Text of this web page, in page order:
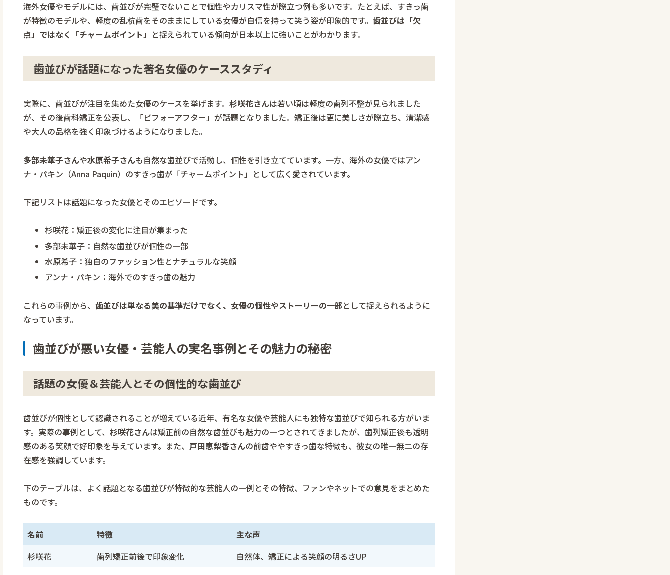
海外女優やモデルには、歯並びが完璧でないことで個性やカリスマ性が際立つ例も多いです。たとえば、すきっ歯
が特徴のモデルや、軽度の乱杭歯をそのままにしている女優が自信を持って笑う姿が印象的です。 歯並びは「欠
点」ではなく「チャームポイント」 と捉えられている傾向が日本以上に強いことがわかります。
歯並びが話題になった著名女優のケーススタディ
実際に、歯並びが注目を集めた女優のケースを挙げます。 杉咲花さんは若い頃は軽度の歯列不整が見られました
が、その後歯科矯正を公表し、「ビフォーアフター」が話題となりました。矯正後は更に美しさが際立ち、清潔感
や大人の品格を強く印象づけるようになりました。
多部未華子さんや水原希子さんも自然な歯並びで活動し、個性を引き立てています。一方、海外の女優ではアン
ナ・パキン（Anna Paquin）のすきっ歯が「チャームポイント」として広く愛されています。
下記リストは話題になった女優とそのエピソードです。
杉咲花：矯正後の変化に注目が集まった
多部未華子：自然な歯並びが個性の一部
水原希子：独自のファッション性とナチュラルな笑顔
アンナ・パキン：海外でのすきっ歯の魅力
これらの事例から、 歯並びは単なる美の基準だけでなく、女優の個性やストーリーの一部として捉えられるように
なっています。
歯並びが悪い女優・芸能人の実名事例とその魅力の秘密
話題の女優＆芸能人とその個性的な歯並び
歯並びが個性として認識されることが増えている近年、有名な女優や芸能人にも独特な歯並びで知られる方がいま
す。実際の事例として、 杉咲花さんは矯正前の自然な歯並びも魅力の一つとされてきましたが、歯列矯正後も透明
感のある笑顔で好印象を与えています。また、 戸田恵梨香さんの前歯ややすきっ歯な特徴も、彼女の唯一無二の存
在感を強調しています。
下のテーブルは、よく話題となる歯並びが特徴的な芸能人の一例とその特徴、ファンやネットでの意見をまとめた
ものです。
名前 特徴
主な声
杉咲花
歯列矯正前後で印象変化
自然体、矯正による笑顔の明るさUP